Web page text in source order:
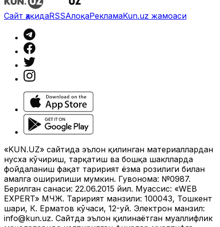
Сайт ҳақидаRSSАлоқаРекламаKun.uz жамоаси
«KUN.UZ» сайтида эълон қилинган материаллардан
нусха кўчириш, тарқатиш ва бошқа шаклларда
фойдаланиш фақат таҳририят ёзма розилиги билан
амалга оширилиши мумкин. Гувоҳнома: №0987.
Берилган санаси: 22.06.2015 йил. Муассис: «WEB
EXPERT» МЧЖ. Таҳририят манзили: 100043, Тошкент
шаҳри, К. Ерматов кўчаси, 12-уй. Электрон манзил:
info@kun.uz. Сайтда эълон қилинаётган муаллифлик